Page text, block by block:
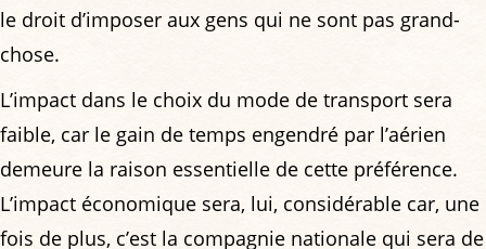
le droit d’imposer aux gens qui ne sont pas grand-
chose.
L’impact dans le choix du mode de transport sera
faible, car le gain de temps engendré par l’aérien
demeure la raison essentielle de cette préférence.
L’impact économique sera, lui, considérable car, une
fois de plus, c’est la compagnie nationale qui sera de